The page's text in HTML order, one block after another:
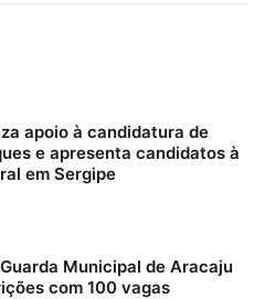
apoio à candidatura de
e apresenta candidatos à
em Sergipe
Municipal de Aracaju
com 100 vagas